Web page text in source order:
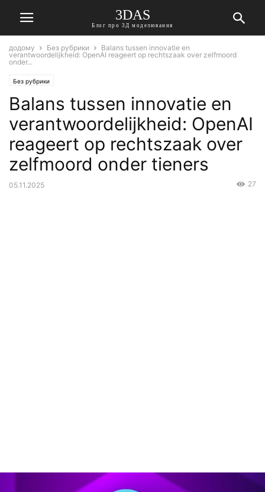
3DAS
Блог про 3Д моделювання
додому Без рубрики
Balans tussen innovatie en
verantwoordelijkheid: OpenAI reageert op rechtszaak over zelfmoord
onder...
Без рубрики
Balans tussen innovatie en
verantwoordelijkheid: OpenAI
reageert op rechtszaak over
zelfmoord onder tieners
05.11.2025 27